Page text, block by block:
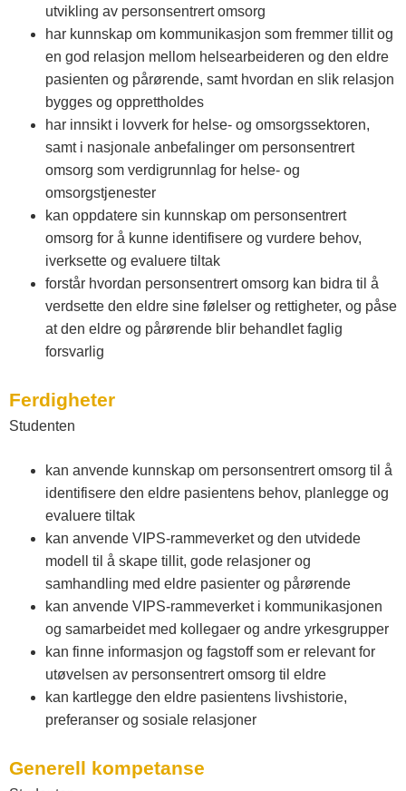
utvikling av personsentrert omsorg
har kunnskap om kommunikasjon som fremmer tillit og
en god relasjon mellom helsearbeideren og den eldre
pasienten og pårørende, samt hvordan en slik relasjon
bygges og opprettholdes
har innsikt i lovverk for helse- og omsorgssektoren,
samt i nasjonale anbefalinger om personsentrert
omsorg som verdigrunnlag for helse- og
omsorgstjenester
kan oppdatere sin kunnskap om personsentrert
omsorg for å kunne identifisere og vurdere behov,
iverksette og evaluere tiltak
forstår hvordan personsentrert omsorg kan bidra til å
verdsette den eldre sine følelser og rettigheter, og påse
at den eldre og pårørende blir behandlet faglig
forsvarlig
Ferdigheter
Studenten
kan anvende kunnskap om personsentrert omsorg til å
identifisere den eldre pasientens behov, planlegge og
evaluere tiltak
kan anvende VIPS-rammeverket og den utvidede
modell til å skape tillit, gode relasjoner og
samhandling med eldre pasienter og pårørende
kan anvende VIPS-rammeverket i kommunikasjonen
og samarbeidet med kollegaer og andre yrkesgrupper
kan finne informasjon og fagstoff som er relevant for
utøvelsen av personsentrert omsorg til eldre
kan kartlegge den eldre pasientens livshistorie,
preferanser og sosiale relasjoner
Generell kompetanse